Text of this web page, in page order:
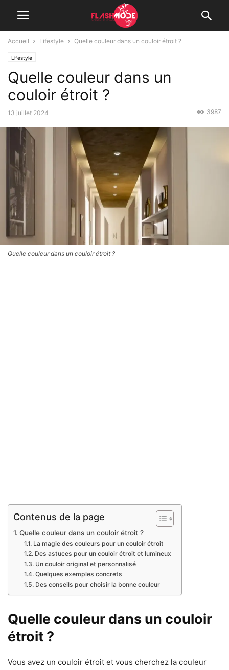
Accueil Lifestyle Quelle couleur dans un couloir étroit ?
Lifestyle
Quelle couleur dans un
couloir étroit ?
13 juillet 2024 3987
Quelle couleur dans un couloir étroit ?
Contenus de la page
Quelle couleur dans un couloir étroit ?
La magie des couleurs pour un couloir étroit
Des astuces pour un couloir étroit et lumineux
Un couloir original et personnalisé
Quelques exemples concrets
Des conseils pour choisir la bonne couleur
Quelle couleur dans un couloir
étroit ?
Vous avez un couloir étroit et vous cherchez la couleur